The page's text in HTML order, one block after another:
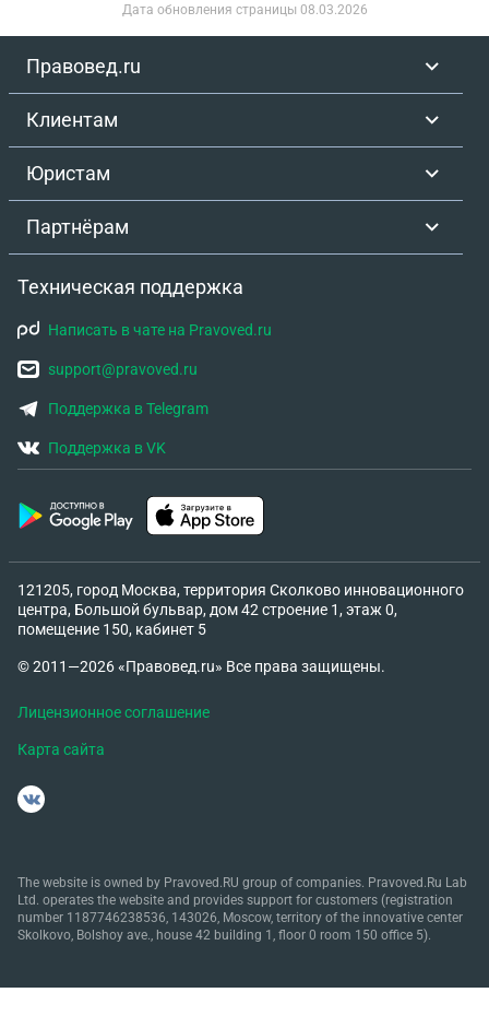
Дата обновления страницы 08.03.2026
Правовед.ru
Клиентам
Юристам
Партнёрам
Техническая поддержка
Написать в чате на Pravoved.ru
support@pravoved.ru
Поддержка в Telegram
Поддержка в VK
121205, город Москва, территория Сколково инновационного
центра, Большой бульвар, дом 42 строение 1, этаж 0,
помещение 150, кабинет 5
© 2011—2026 «Правовед.ru» Все права защищены.
Лицензионное соглашение
Карта сайта
The website is owned by Pravoved.RU group of companies. Pravoved.Ru Lab
Ltd. operates the website and provides support for customers (registration
number 1187746238536, 143026, Moscow, territory of the innovative center
Skolkovo, Bolshoy ave., house 42 building 1, floor 0 room 150 office 5).